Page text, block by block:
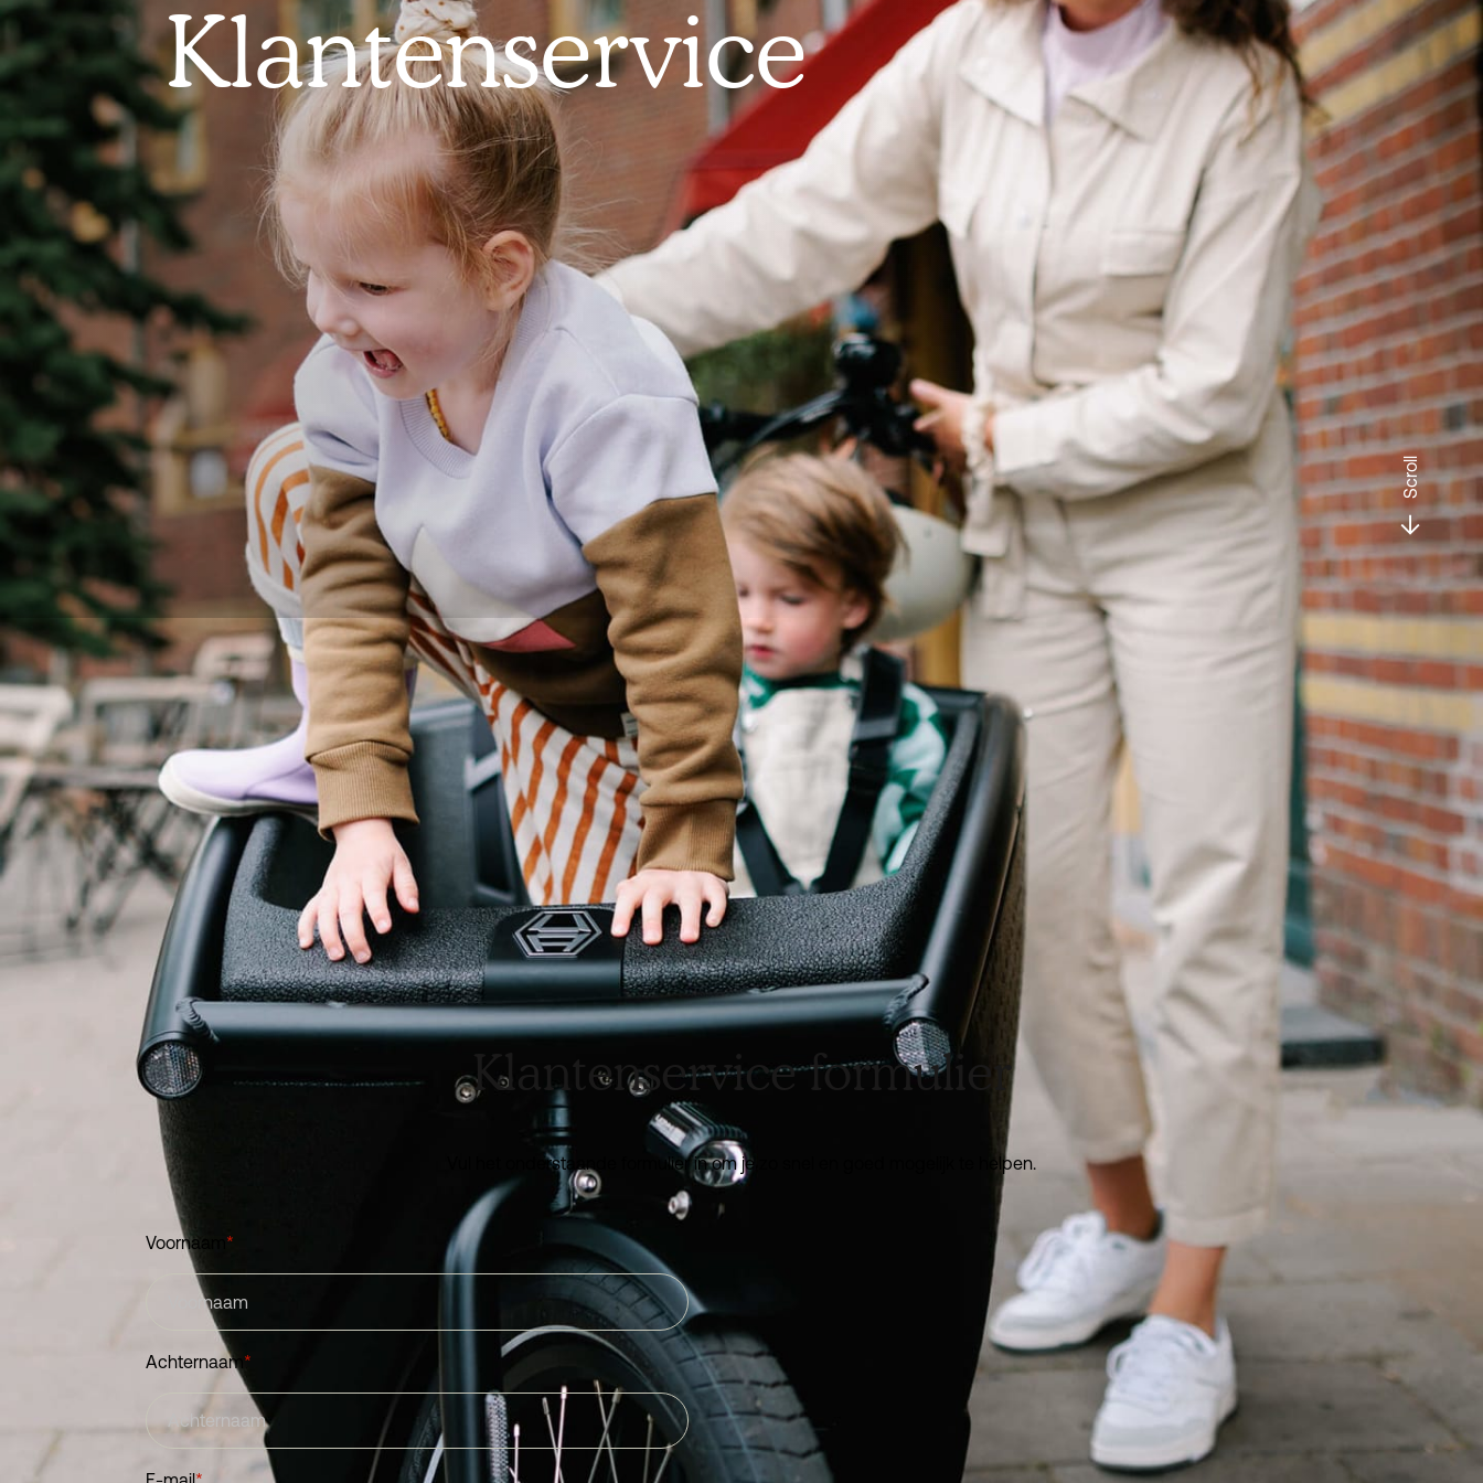
Klantenservice
Scroll
Al contact
opgenomen met
je dealer?
Ons zorgvuldig geselecteerdeUrban Arrow dealernetwerk
eerste aanspreekpunt voor productgerelateerde vragen,
garantiegevallen of informatie over je bestelde fiets. Als je, nadat je
met een van onze dealers hebt gesproken, nog vragen hebt of
opmerkingen met ons wilt delen, beantwoorden we die graag!
Bekijk ook ons
Service Cente
voor een antwoord op veelgestelde
vragen.
Klantenservice formulier
Vul het onderstaande formulier in om je zo snel en goed mogelijk te helpen.
Voornaam *
Achternaam *